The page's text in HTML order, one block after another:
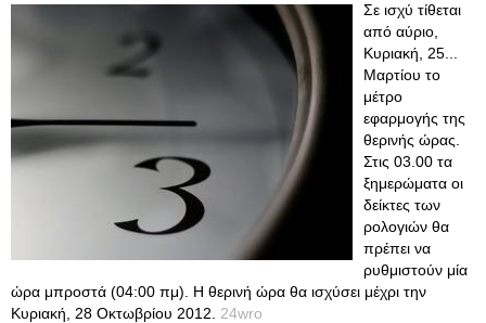
Σε ισχύ τίθεται
από αύριο,
Κυριακή, 25...
Μαρτίου το
μέτρο
εφαρμογής της
θερινής ώρας.
Στις 03.00 τα
ξημερώματα οι
δείκτες των
ρολογιών θα
πρέπει να
ρυθμιστούν μία
ώρα μπροστά (04:00 πμ). Η θερινή ώρα θα ισχύσει μέχρι την
Κυριακή, 28 Οκτωβρίου 2012. 24wro